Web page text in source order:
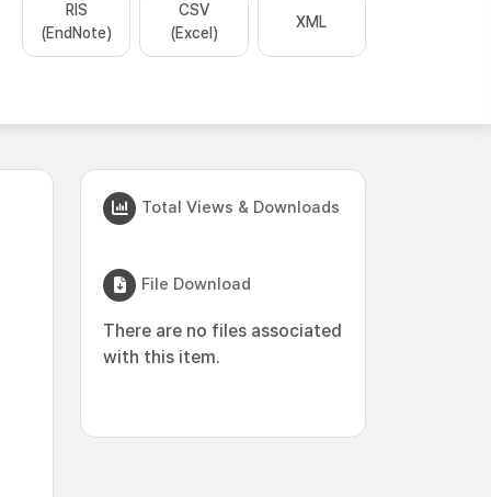
RIS
(EndNote)
CSV
(Excel)
XML
Total Views & Downloads
File Download
There are no files associated
with this item.